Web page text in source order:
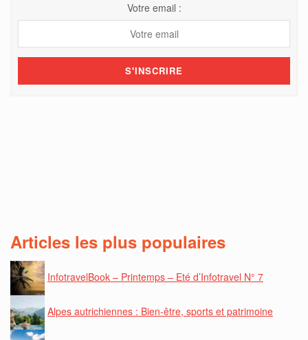
Votre email :
Articles les plus populaires
InfotravelBook – Printemps – Eté d’Infotravel N° 7
Alpes autrichiennes : Bien-être, sports et patrimoine